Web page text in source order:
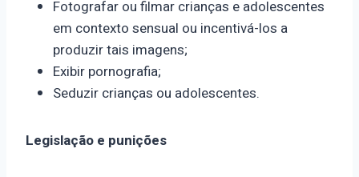
Fotografar ou filmar crianças e adolescentes
em contexto sensual ou incentivá-los a
produzir tais imagens;
Exibir pornografia;
Seduzir crianças ou adolescentes.
Legislação e punições